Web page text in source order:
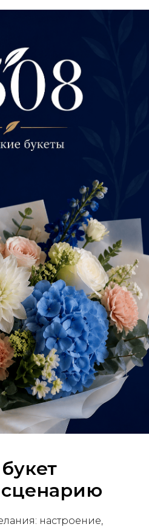
арт212
headphones, we noticed the box
to wonder, is this marketing
took a moment to realize that
настроение,